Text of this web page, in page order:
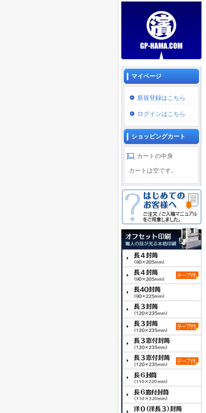
マイページ
新規登録はこちら
ログインはこちら
ショッピングカート
カートの中身
カートは空です。